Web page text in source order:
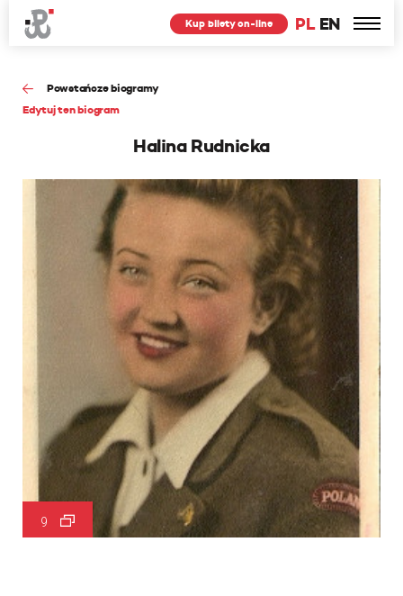
PL EN
Kup bilety on-line
Powstańcze biogramy
Edytuj ten biogram
Halina Rudnicka
9